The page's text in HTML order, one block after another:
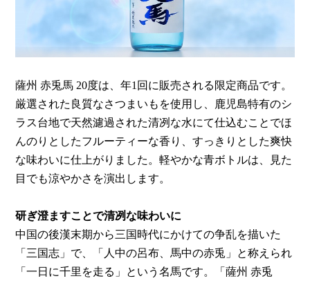
薩州 赤兎馬 20度は、年1回に販売される限定商品です。
厳選された良質なさつまいもを使用し、鹿児島特有のシ
ラス台地で天然濾過された清冽な水にて仕込むことでほ
んのりとしたフルーティーな香り、すっきりとした爽快
な味わいに仕上がりました。軽やかな青ボトルは、見た
目でも涼やかさを演出します。
研ぎ澄ますことで清冽な味わいに
中国の後漢末期から三国時代にかけての争乱を描いた
「三国志」で、「人中の呂布、馬中の赤兎」と称えられ
「一日に千里を走る」という名馬です。「薩州 赤兎